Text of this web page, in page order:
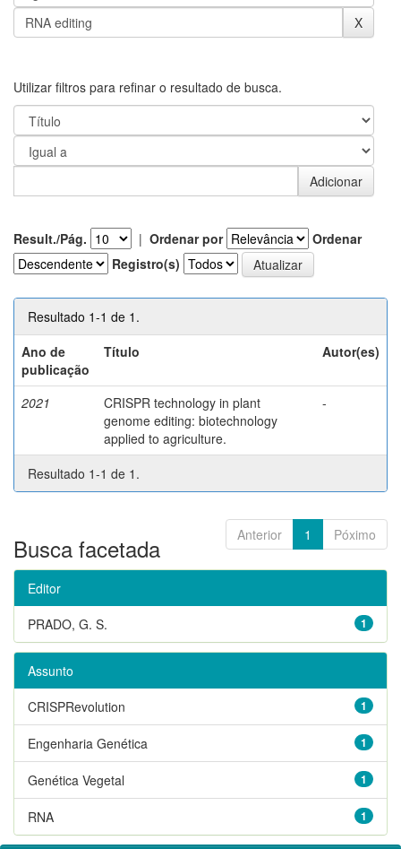
Utilizar filtros para refinar o resultado de busca.
Result./Pág. | Ordenar por
Ordenar
Registro(s)
Resultado 1-1 de 1.
Ano de
publicação
Título Autor(es)
2021
CRISPR technology in plant
genome editing: biotechnology
applied to agriculture.
-
Resultado 1-1 de 1.
Anterior 1 Póximo
Busca facetada
Editor
1
PRADO, G. S.
Assunto
1
CRISPRevolution
1
Engenharia Genética
1
Genética Vegetal
1
RNA